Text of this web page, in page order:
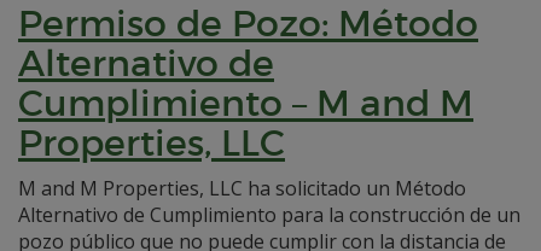
Permiso de Pozo: Método
Alternativo de
Cumplimiento – M and M
Properties, LLC
M and M Properties, LLC ha solicitado un Método
Alternativo de Cumplimiento para la construcción de un
pozo público que no puede cumplir con la distancia de